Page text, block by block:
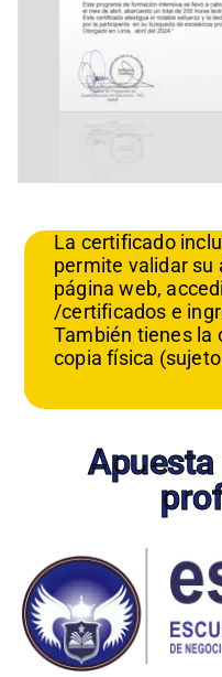
La certificado
permite validar su
página web,
/certificados e
También tienes la
copia física